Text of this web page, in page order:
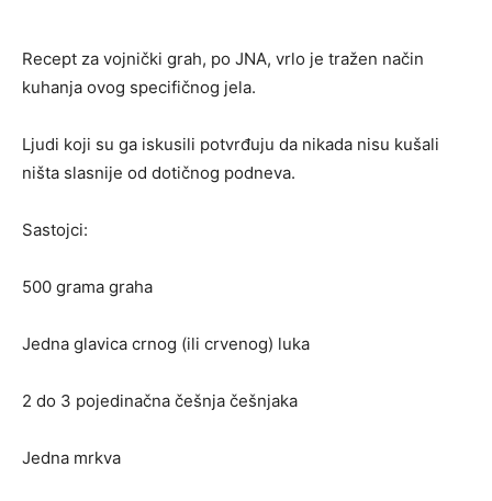
Recept za vojnički grah, po JNA, vrlo je tražen način
kuhanja ovog specifičnog jela.
Ljudi koji su ga iskusili potvrđuju da nikada nisu kušali
ništa slasnije od dotičnog podneva.
Sastojci:
500 grama graha
Jedna glavica crnog (ili crvenog) luka
2 do 3 pojedinačna češnja češnjaka
Jedna mrkva